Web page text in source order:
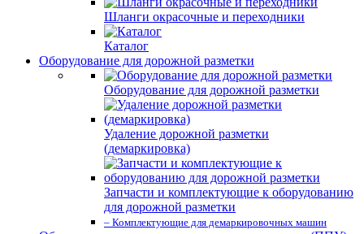
Шланги окрасочные и переходники
Каталог
Оборудование для дорожной разметки
Оборудование для дорожной разметки
Удаление дорожной разметки
(демаркировка)
Запчасти и комплектующие к оборудованию
для дорожной разметки
– Комплектующие для демаркировочных машин